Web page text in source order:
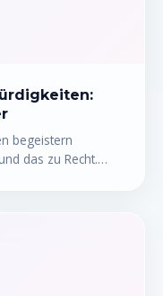
begeistern
das zu Recht.